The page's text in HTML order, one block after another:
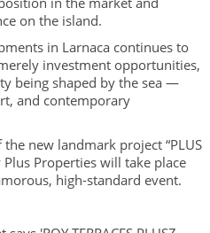
on the island.
in Larnaca continues to
investment opportunities,
being shaped by the sea —
and contemporary
new landmark project “PLUS
Plus Properties will take place
high-standard event.